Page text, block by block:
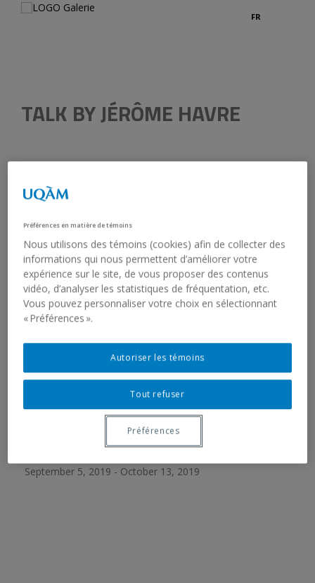
FR
TALK BY JÉRÔME HAVRE
October 10, 2019, 5:30 pm - 6:30 pm
Room J-6180, 6th floor of the Judith-Jasmin Pavilion
In French
Free admission
In collaboration with UQAM’sProgramme Intervenants
Culturels Internationaux (ICI)
RELATED EXHIBITION
THE LIFE OF THINGS
September 5, 2019 - October 13, 2019
Préférences en matière de témoins
Nous utilisons des témoins (cookies) afin de collecter des
informations qui nous permettent d’améliorer votre
expérience sur le site, de vous proposer des contenus
vidéo, d’analyser les statistiques de fréquentation, etc.
Vous pouvez personnaliser votre choix en sélectionnant
« Préférences ».
Tout refuser
Autoriser les témoins
Préférences